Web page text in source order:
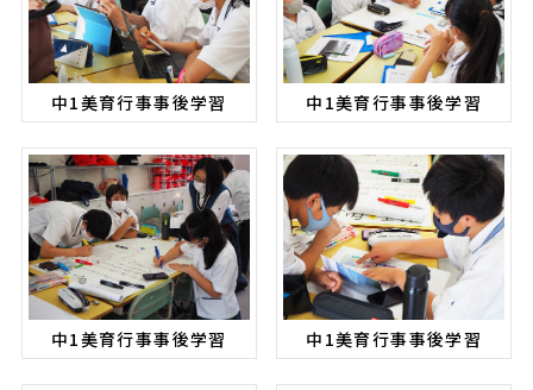
中1美育行事事後学習 中1美育行事事後学習
中1美育行事事後学習 中1美育行事事後学習